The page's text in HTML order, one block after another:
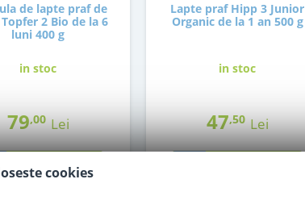
de lapte praf de
2 Bio de la 6
luni 400 g
in stoc
79,00 Lei
Adauga in cos
Lapte praf Hipp 3 Junior
Organic de la 1 an 500 g
in stoc
47,50 Lei
cookies